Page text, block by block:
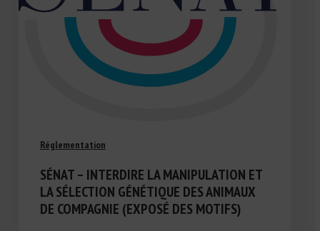
Réglementation
SÉNAT – INTERDIRE LA MANIPULATION ET
LA SÉLECTION GÉNÉTIQUE DES ANIMAUX
DE COMPAGNIE (EXPOSÉ DES MOTIFS)